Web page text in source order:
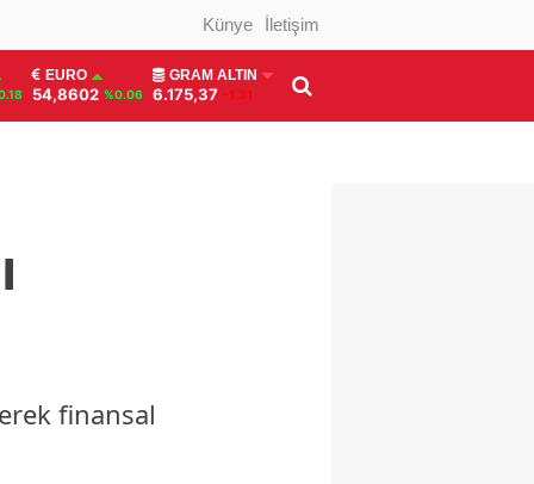
Künye İletişim
EURO
54,8602 %0.06
GRAM ALTIN
6.175,37 -1,31
finansal